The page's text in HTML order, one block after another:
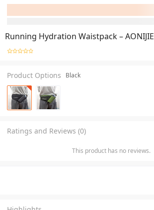
Running Hydration Waistpack – AONIJIE
Product Options Black
Ratings and Reviews (0)
This product has no reviews.